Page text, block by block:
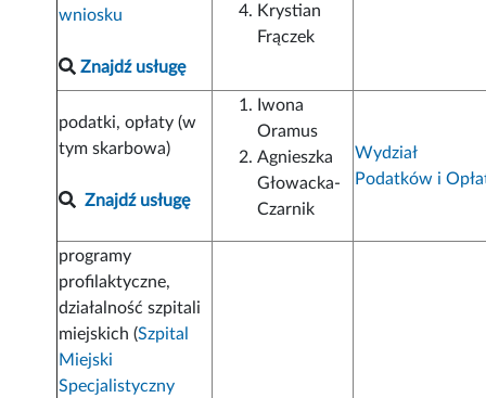
wniosku
Znajdź usługę
Krystian
Frączek
podatki, opłaty (w
tym skarbowa)
Znajdź usługę
Iwona
Oramus
Agnieszka
Głowacka-
Czarnik
Wydział
Podatków i
programy
profilaktyczne,
działalność szpitali
miejskich (Szpital
Miejski
Specjalistyczny